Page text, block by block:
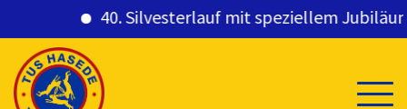
40. Silvesterlauf mit speziellem
content